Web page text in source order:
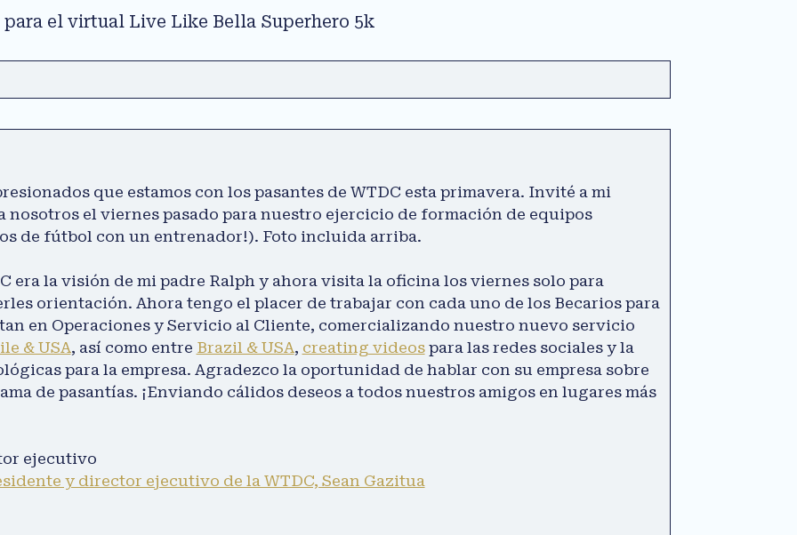
para el virtual Live Like Bella Superhero 5k
que estamos con los pasantes de WTDC esta primavera. Invité a mi
nosotros el viernes pasado para nuestro ejercicio de formación de equipos
de fútbol con un entrenador!). Foto incluida arriba.
era la visión de mi padre Ralph y ahora visita la oficina los viernes solo para
orientación. Ahora tengo el placer de trabajar con cada uno de los Becarios para
en Operaciones y Servicio al Cliente, comercializando nuestro nuevo servicio
& USA, así como entre Brazil & USA, creating videospara las redes sociales y la
para la empresa. Agradezco la oportunidad de hablar con su empresa sobre
de pasantías. ¡Enviando cálidos deseos a todos nuestros amigos en lugares más
ejecutivo
y director ejecutivo de la WTDC, Sean Gazitua